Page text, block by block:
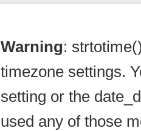
Warning:
timezone settings.
setting or the
used any of those